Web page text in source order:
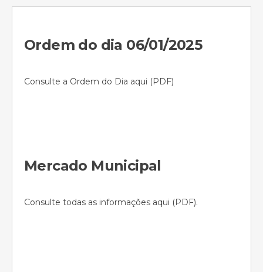
Ordem do dia 06/01/2025
Consulte a Ordem do Dia aqui (PDF)
Mercado Municipal
Consulte todas as informações aqui (PDF).